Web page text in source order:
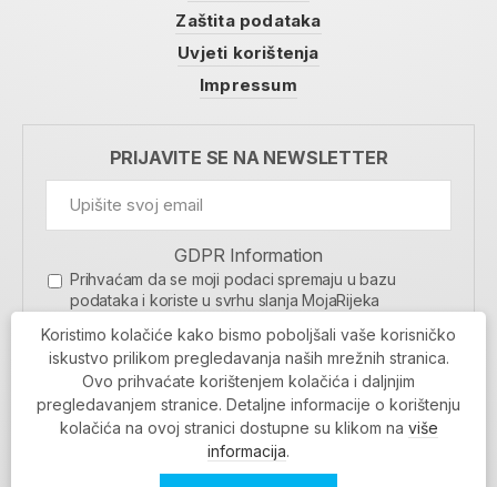
Zaštita podataka
Uvjeti korištenja
Impressum
PRIJAVITE SE NA NEWSLETTER
GDPR Information
Prihvaćam da se moji podaci spremaju u bazu
podataka i koriste u svrhu slanja MojaRijeka
MOJARIJEKA NEWSLETTER
PRIJAVI SE
Koristimo kolačiće kako bismo poboljšali vaše korisničko
iskustvo prilikom pregledavanja naših mrežnih stranica.
Ovo prihvaćate korištenjem kolačića i daljnjim
pregledavanjem stranice. Detaljne informacije o korištenju
kolačića na ovoj stranici dostupne su klikom na više
informacija.